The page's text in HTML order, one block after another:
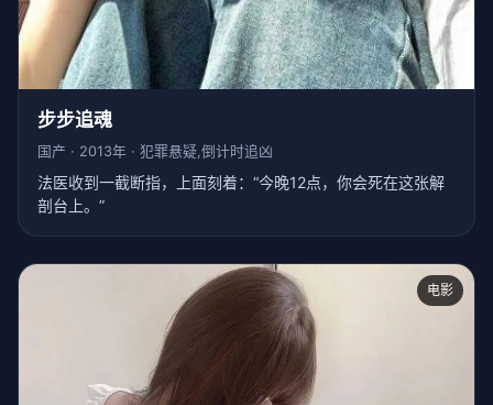
步步追魂
国产 · 2013年 · 犯罪悬疑,倒计时追凶
法医收到一截断指，上面刻着：“今晚12点，你会死在这张解
剖台上。”
电影